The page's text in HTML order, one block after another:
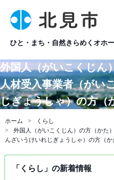
ひと・まち・自然きらめくオホ
外国人（がいこくじん
人材受入事業者（がい
じぎょうしゃ）の方（
ホーム
くらし
外国人（がいこくじん）の方（かた
んざいうけいれじぎょうしゃ）の方（か
「くらし」の新着情報